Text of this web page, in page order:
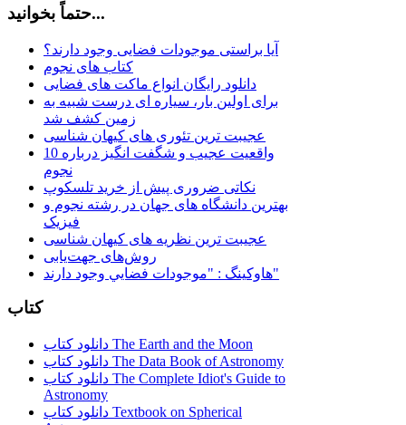
حتماً بخوانید...
آیا براستی موجودات فضایی وجود دارند؟
کتاب های نجوم
دانلود رایگان انواع ماکت های فضایی
برای اولین بار، سیاره ای درست شبیه به
زمین کشف شد
عجیبت ترین تئوری های کیهان شناسی
10 واقعیت عجیب و شگفت انگیز درباره
نجوم
نکاتی ضروری پیش از خرید تلسکوپ
بهترین دانشگاه های جهان در رشته نجوم و
فیزیک
عجیبت ترین نظریه های کیهان شناسی
روش‌های جهت‌یابی
هاوكينگ : "موجودات فضايي وجود دارند"
کتاب
دانلود کتاب The Earth and the Moon
دانلود کتاب The Data Book of Astronomy
دانلود کتاب The Complete Idiot's Guide to
Astronomy
دانلود کتاب Textbook on Spherical